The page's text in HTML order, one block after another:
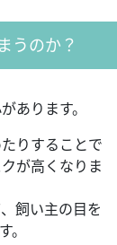
うのか？
あります。
りすることで
が高くなりま
飼い主の目を